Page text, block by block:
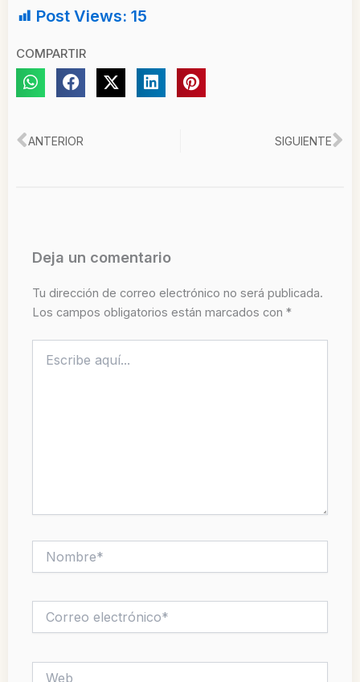
Post Views: 15
COMPARTIR
Ant
ANTERIOR SIGUIENTE
Deja un comentario
Tu dirección de correo electrónico no será publicada.
Los campos obligatorios están marcados con *
aquí...
electrónico*